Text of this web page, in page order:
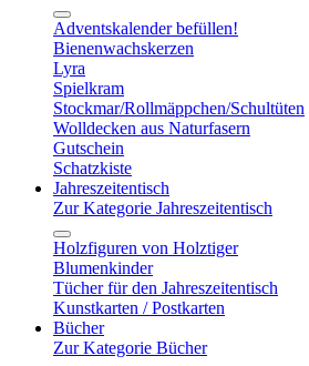
Adventskalender befüllen!
Bienenwachskerzen
Lyra
Spielkram
Stockmar/Rollmäppchen/Schultüten
Wolldecken aus Naturfasern
Gutschein
Schatzkiste
Jahreszeitentisch
Zur Kategorie Jahreszeitentisch
Holzfiguren von Holztiger
Blumenkinder
Tücher für den Jahreszeitentisch
Kunstkarten / Postkarten
Bücher
Zur Kategorie Bücher